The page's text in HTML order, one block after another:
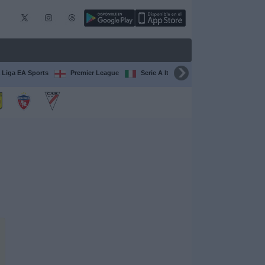
Liga EA Sports Premier League Serie A Italiana